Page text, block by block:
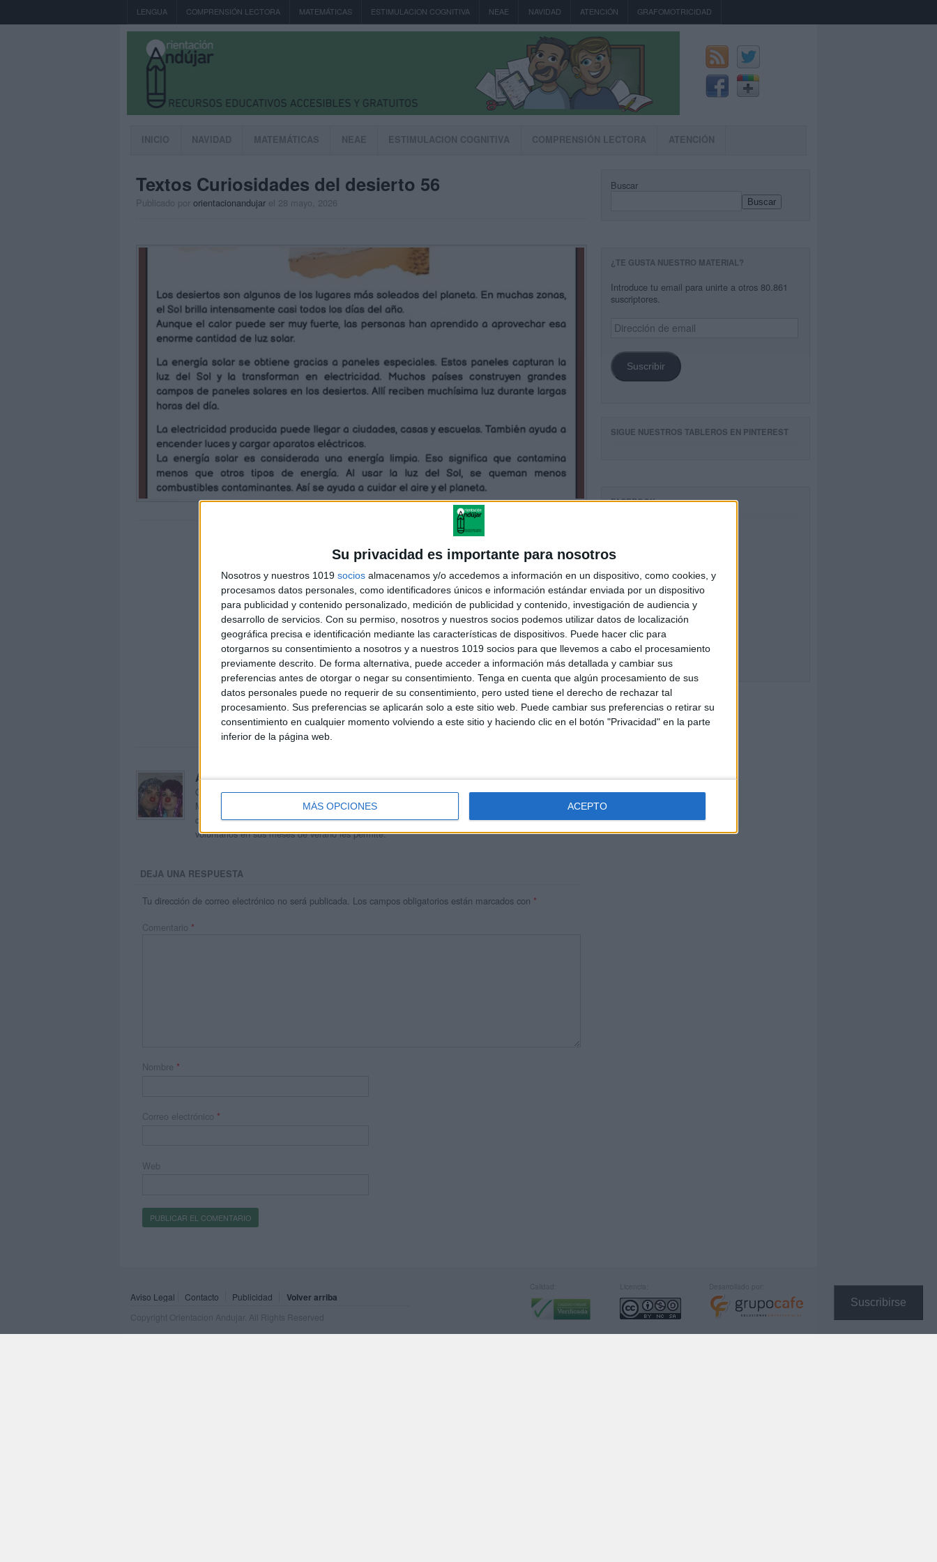
Su privacidad es importante para nosotros
Nosotros y nuestros 1019 socios almacenamos y/o accedemos a información en un dispositivo, como cookies, y
procesamos datos personales, como identificadores únicos e información estándar enviada por un dispositivo
para publicidad y contenido personalizado, medición de publicidad y contenido, investigación de audiencia y
desarrollo de servicios. Con su permiso, nosotros y nuestros socios podemos utilizar datos de localización
geográfica precisa e identificación mediante las características de dispositivos. Puede hacer clic para
otorgarnos su consentimiento a nosotros y a nuestros 1019 socios para que llevemos a cabo el procesamiento
previamente descrito. De forma alternativa, puede acceder a información más detallada y cambiar sus
preferencias antes de otorgar o negar su consentimiento. Tenga en cuenta que algún procesamiento de sus
datos personales puede no requerir de su consentimiento, pero usted tiene el derecho de rechazar tal
procesamiento. Sus preferencias se aplicarán solo a este sitio web. Puede cambiar sus preferencias o retirar su
consentimiento en cualquier momento volviendo a este sitio y haciendo clic en el botón "Privacidad" en la parte
inferior de la página web.
MÁS OPCIONES ACEPTO
Suscribirse
LENGUA COMPRENSIÓN LECTORA MATEMÁTICAS ESTIMULACION COGNITIVA NEAE NAVIDAD ATENCIÓN GRAFOMOTRICIDAD
INICIO NAVIDAD MATEMÁTICAS NEAE ESTIMULACION COGNITIVA COMPRENSIÓN LECTORA ATENCIÓN
Textos Curiosidades del desierto 56
Publicado por orientacionandujar el 28 mayo, 2026
Acerca de orientacionandujar
Orientación Andújar no es solo un blog, es la apuesta personal de dos profesores Ginés y
Maribel, que además de ser pareja, son los encargados de los contenidos que encontramos
dentro del blog y en el cual, vuelcan la mayor parte del tiempo, que sus tareas como docentes, y
voluntarios en sus meses de verano les permite.
DEJA UNA RESPUESTA
Tu dirección de correo electrónico no será publicada. Los campos obligatorios están marcados con *
Comentario *
Nombre *
Correo electrónico *
Web
Buscar
Buscar
¿TE GUSTA NUESTRO MATERIAL?
Introduce tu email para unirte a otros 80.861
suscriptores.
Dirección
de
Suscribir
SIGUE NUESTROS TABLEROS EN PINTEREST
FACEBOOK
Aviso Legal Contacto Publicidad Volver arriba